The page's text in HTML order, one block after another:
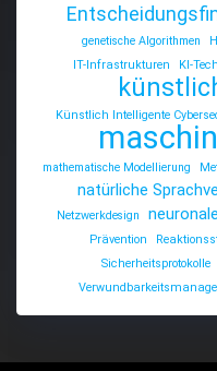
genetische Algorithmen
IT-Infrastrukturen
KI-
Künstlich Intelligente
mathematische Modellierung
natürliche
Netzwerkdesign
Prävention
Sicherheitsprotokolle